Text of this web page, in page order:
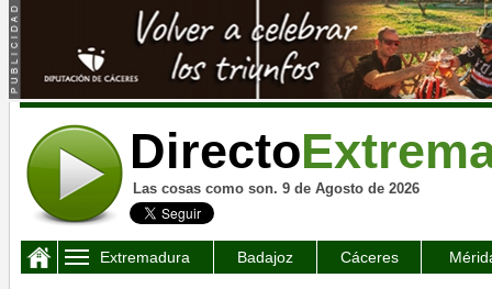
Directo
Las cosas como son. 9 de Agosto de 2026
Extremadura Badajoz Cáceres